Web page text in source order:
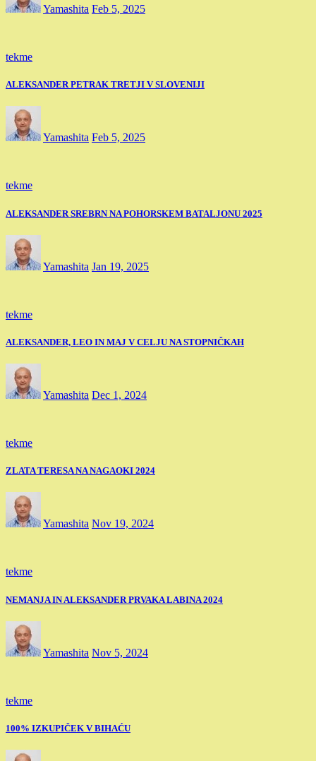
Yamashita Feb 5, 2025
tekme
ALEKSANDER PETRAK TRETJI V SLOVENIJI
Yamashita Feb 5, 2025
tekme
ALEKSANDER SREBRN NA POHORSKEM BATALJONU 2025
Yamashita Jan 19, 2025
tekme
ALEKSANDER, LEO IN MAJ V CELJU NA STOPNIČKAH
Yamashita Dec 1, 2024
tekme
ZLATA TERESA NA NAGAOKI 2024
Yamashita Nov 19, 2024
tekme
NEMANJA IN ALEKSANDER PRVAKA LABINA 2024
Yamashita Nov 5, 2024
tekme
100% IZKUPIČEK V BIHAĆU